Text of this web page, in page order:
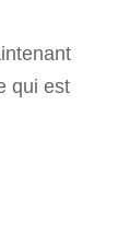
qui est